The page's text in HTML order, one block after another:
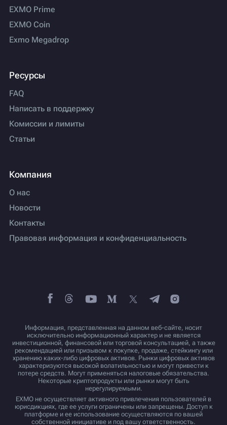
EXMO Prime
EXMO Coin
Exmo Megadrop
Ресурсы
FAQ
Написать в поддержку
Комиссии и лимиты
Статьи
Компания
О нас
Новости
Контакты
Правовая информация и конфиденциальность
Информация, представленная на данном веб-сайте, носит
исключительно информационный характер и не является
инвестиционной, финансовой или торговой консультацией, а также
рекомендацией или призывом к покупке, продаже, стейкингу или
хранению каких-либо цифровых активов. Рынки цифровых активов
характеризуются высокой волатильностью и могут привести к
потере средств. Могут применяться налоговые обязательства.
Некоторые криптопродукты или рынки могут быть
нерегулируемыми.
EXMO не осуществляет активного привлечения пользователей в
юрисдикциях, где ее услуги ограничены или запрещены. Доступ к
платформе и ее использование осуществляются по вашей
собственной инициативе и под вашу ответственность.